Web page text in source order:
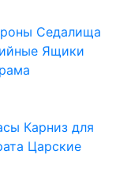
Седалища
Ящики
Карниз для
Царские